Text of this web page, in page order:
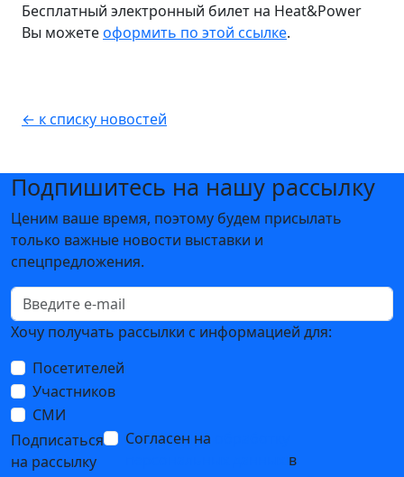
Бесплатный электронный билет на Heat&Power
Вы можетеоформить по этой ссылке.
← к списку новостей
Подпишитесь на нашу рассылку
Ценим ваше время, поэтому будем присылать
только важные новости выставки и
спецпредложения.
Хочу получать рассылки с информацией для:
Посетителей
Участников
СМИ
Подписаться
на рассылку
Согласен на
в